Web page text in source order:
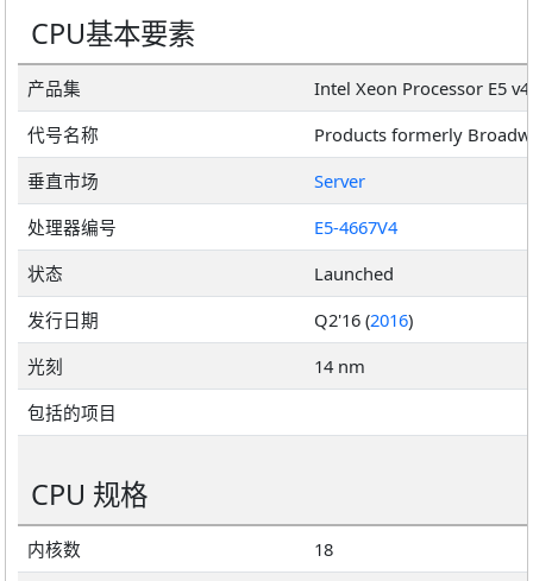
CPU基本要素
产品集
Intel Xeon Processor E5
代号名称
Products formerly
垂直市场
Server
处理器编号
E5-4667V4
状态
Launched
发行日期
Q2'16 (2016)
光刻
14 nm
包括的项目
CPU 规格
内核数
18